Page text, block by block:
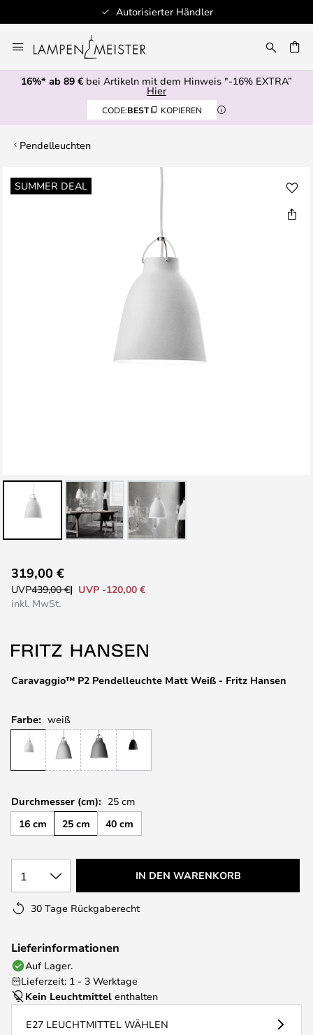
Autorisierter Händler
Inhalt
springen
16%* ab 89 € bei Artikeln mit dem Hinweis "-16% EXTRA”
Hier
CODE:BEST KOPIEREN
Pendelleuchten
SUMMER DEAL
Zum
Ende
Anfang
der
Caravaggio™ P2 Pendelleuchte Matt Weiß - Fritz Hansen
319,00 €
UVP439,00 €
UVP -120,00 €
inkl. MwSt.
Farbe: weiß
Durchmesser (cm): 25 cm
16 cm
25 cm 40 cm
1 IN DEN WARENKORB
30 Tage Rückgaberecht
Lieferinformationen
Auf Lager.
Lieferzeit: 1 - 3 Werktage
Kein Leuchtmittel enthalten
E27 LEUCHTMITTEL WÄHLEN